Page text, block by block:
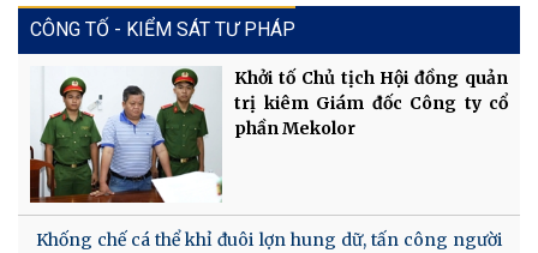
CÔNG TỐ - KIỂM SÁT TƯ PHÁP
Khởi tố Chủ tịch Hội đồng quản
trị kiêm Giám đốc Công ty cổ
phần Mekolor
Khống chế cá thể khỉ đuôi lợn hung dữ, tấn công người